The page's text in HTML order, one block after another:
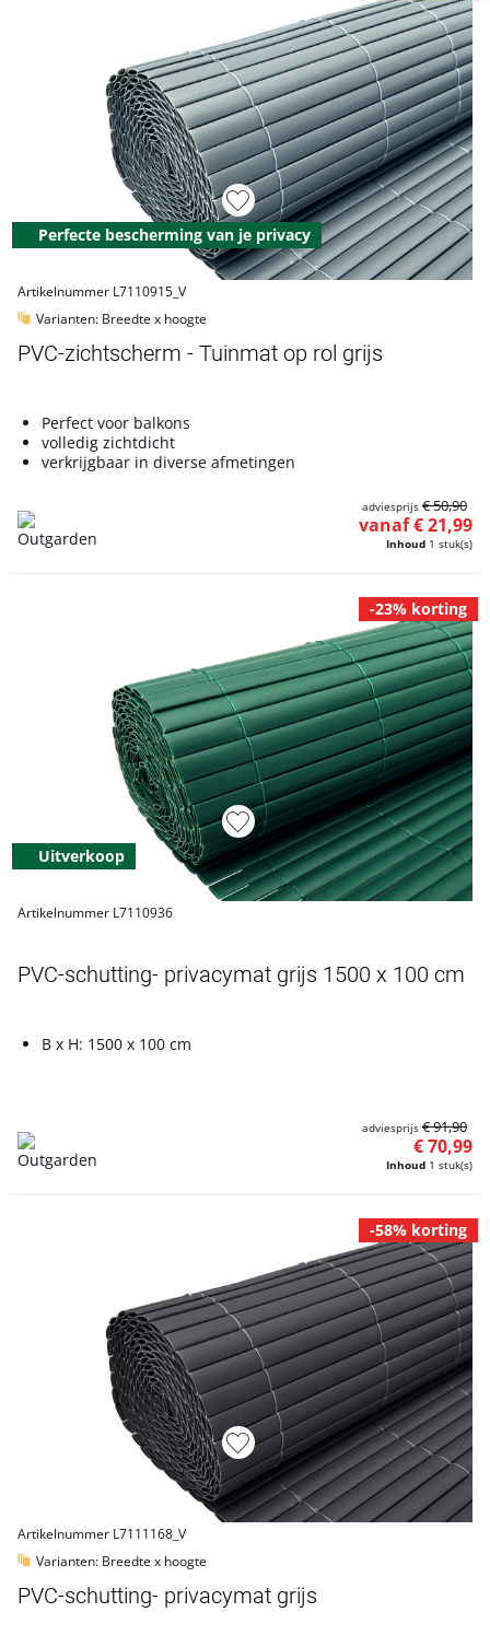
Perfecte bescherming van je privacy
Artikelnummer L7110915_V
Varianten: Breedte x hoogte
PVC-zichtscherm - Tuinmat op rol grijs
Perfect voor balkons
volledig zichtdicht
verkrijgbaar in diverse afmetingen
Inhoud 1 stuk(s)
vanaf € 21,99
adviesprijs € 50,90
-23% korting
Uitverkoop
Artikelnummer L7110936
PVC-schutting- privacymat grijs 1500 x 100 cm
B x H: 1500 x 100 cm
Inhoud 1 stuk(s)
€ 70,99
adviesprijs € 91,90
-58% korting
Artikelnummer L7111168_V
Varianten: Breedte x hoogte
PVC-schutting- privacymat grijs